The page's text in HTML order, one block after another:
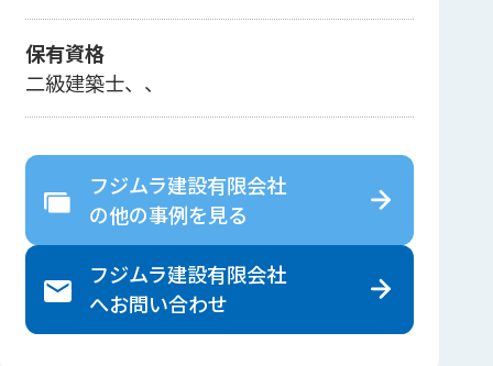
保有資格
二級建築士、、
フジムラ建設有限会社
の他の事例を見る
フジムラ建設有限会社
へお問い合わせ